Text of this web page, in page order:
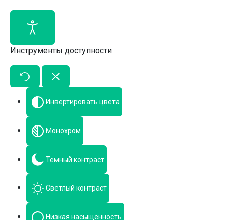
Инструменты доступности
Инвертировать цвета
Монохром
Темный контраст
Светлый контраст
Низкая насыщенность